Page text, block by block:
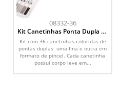
08332-36
Kit Canetinhas Ponta Dupla 36
Cores
Kit com 36 canetinhas coloridas de
pontas duplas: uma fina e outra em
formato de pincel. Cada canetinha
possui corpo leve em...